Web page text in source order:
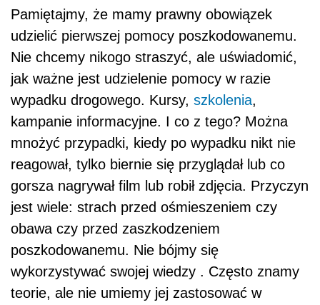
Pamiętajmy, że mamy prawny obowiązek
udzielić pierwszej pomocy poszkodowanemu.
Nie chcemy nikogo straszyć, ale uświadomić,
jak ważne jest udzielenie pomocy w razie
wypadku drogowego. Kursy, szkolenia,
kampanie informacyjne. I co z tego? Można
mnożyć przypadki, kiedy po wypadku nikt nie
reagował, tylko biernie się przyglądał lub co
gorsza nagrywał film lub robił zdjęcia. Przyczyn
jest wiele: strach przed ośmieszeniem czy
obawa czy przed zaszkodzeniem
poszkodowanemu. Nie bójmy się
wykorzystywać swojej wiedzy . Często znamy
teorie, ale nie umiemy jej zastosować w